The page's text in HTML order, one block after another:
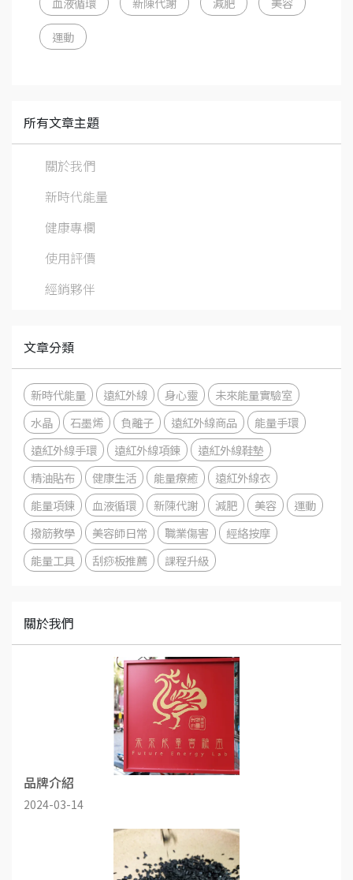
運動
所有文章主題
關於我們
新時代能量
健康專欄
使用評價
經銷夥伴
文章分類
新時代能量 遠紅外線 身心靈
未來能量實驗室
水晶
石墨烯 負離子 遠紅外線商品
能量手環
遠紅外線手環
遠紅外線項鍊
遠紅外線鞋墊
精油貼布
健康生活 能量療癒
遠紅外線衣
能量項鍊
血液循環 新陳代謝 減肥 美容
運動
​撥筋教學
美容師日常 職業傷害
經絡按摩
能量工具
刮痧板推薦 課程升級
關於我們
品牌介紹
2024-03-14